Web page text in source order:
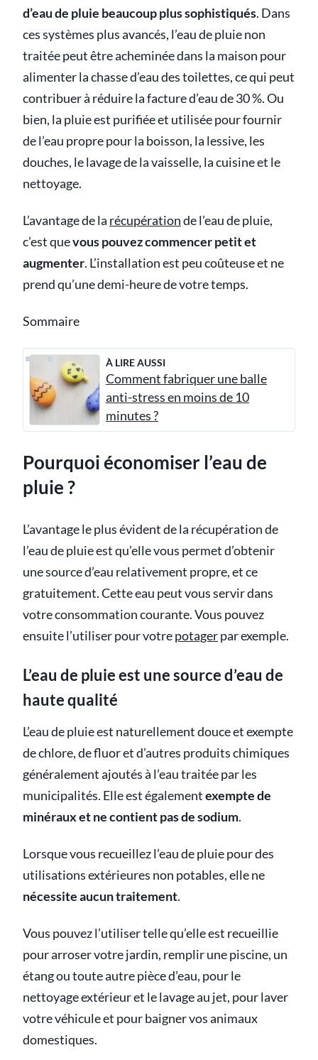
d’eau de pluie beaucoup plus sophistiqués. Dans
ces systèmes plus avancés, l’eau de pluie non
traitée peut être acheminée dans la maison pour
alimenter la chasse d’eau des toilettes, ce qui peut
contribuer à réduire la facture d’eau de 30 %. Ou
bien, la pluie est purifiée et utilisée pour fournir
de l’eau propre pour la boisson, la lessive, les
douches, le lavage de la vaisselle, la cuisine et le
nettoyage.
L’avantage de la récupérationde l’eau de pluie,
c’est quevous pouvez commencer petit et
augmenter. L’installation est peu coûteuse et ne
prend qu’une demi-heure de votre temps.
Sommaire
À LIRE AUSSI
Comment fabriquer une balle
anti-stress en moins de 10
minutes ?
Pourquoi économiser l’eau de
pluie ?
L’avantage le plus évident de la récupération de
l’eau de pluie est qu’elle vous permet d’obtenir
une source d’eau relativement propre, et ce
gratuitement. Cette eau peut vous servir dans
votre consommation courante. Vous pouvez
ensuite l’utiliser pour votrepotagerpar exemple.
L’eau de pluie est une source d’eau de
haute qualité
L’eau de pluie est naturellement douce et exempte
de chlore, de fluor et d’autres produits chimiques
généralement ajoutés à l’eau traitée par les
municipalités. Elle est égalementexempte de
minéraux et ne contient pas de sodium.
Lorsque vous recueillez l’eau de pluie pour des
utilisations extérieures non potables, elle ne
nécessite aucun traitement.
Vous pouvez l’utiliser telle qu’elle est recueillie
pour arroser votre jardin, remplir une piscine, un
étang ou toute autre pièce d’eau, pour le
nettoyage extérieur et le lavage au jet, pour laver
votre véhicule et pour baigner vos animaux
domestiques.